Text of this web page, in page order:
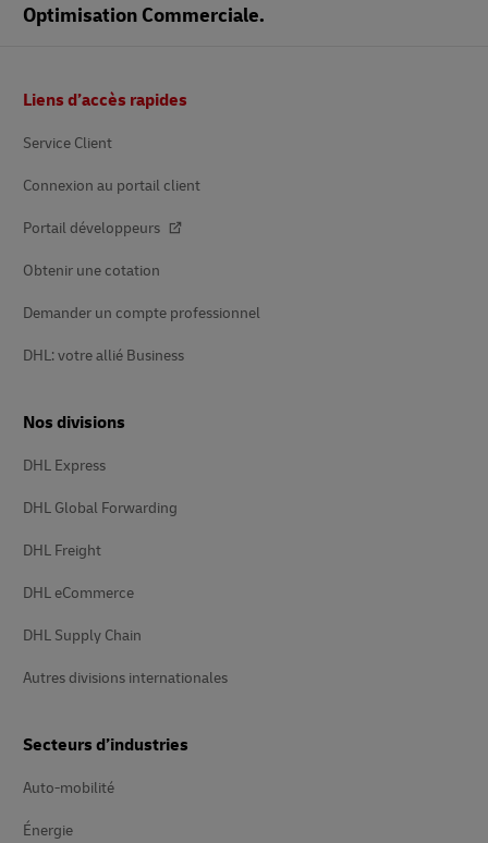
Optimisation Commerciale.
de
Liens d’accès rapides
Service Client
Connexion au portail client
Portail développeurs
Obtenir une cotation
Demander un compte professionnel
DHL: votre allié Business
Nos divisions
DHL Express
DHL Global Forwarding
DHL Freight
DHL eCommerce
DHL Supply Chain
Autres divisions internationales
Secteurs d’industries
Auto-mobilité
Énergie